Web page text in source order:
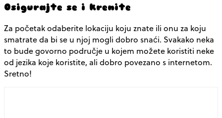
Osigurajte se i krenite
Za početak odaberite lokaciju koju znate ili onu za koju
smatrate da bi se u njoj mogli dobro snaći. Svakako neka
to bude govorno područje u kojem možete koristiti neke
od jezika koje koristite, ali dobro povezano s internetom.
Sretno!